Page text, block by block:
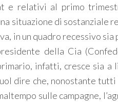
e relativi al primo
situazione di sostanziale
in un quadro recessivo
della Cia
infatti, cresce sia a
dire che, nonostante
sulle campagne,